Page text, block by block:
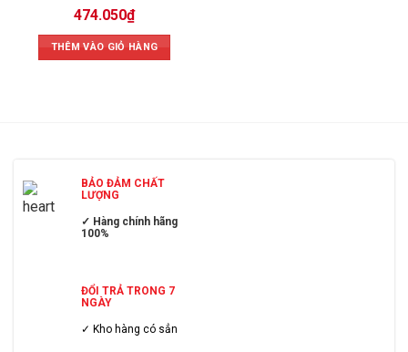
474.050₫
THÊM VÀO GIỎ HÀNG
BẢO ĐẢM CHẤT
LƯỢNG
✓ Hàng chính hãng
100%
ĐỔI TRẢ TRONG 7
NGÀY
✓ Kho hàng có sẳn